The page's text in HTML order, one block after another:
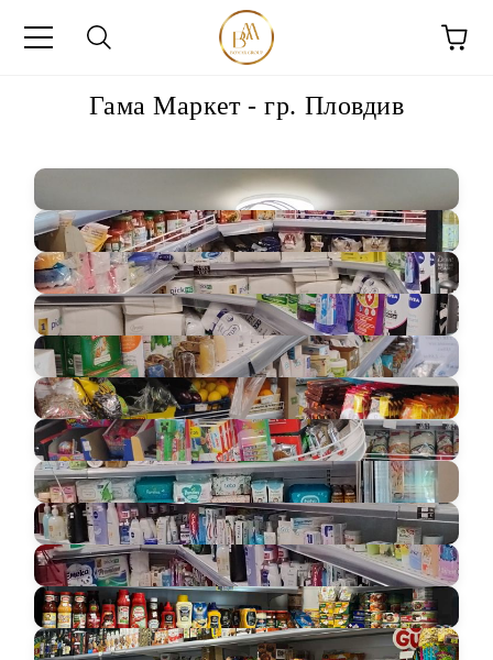
Гама Маркет - гр. Пловдив